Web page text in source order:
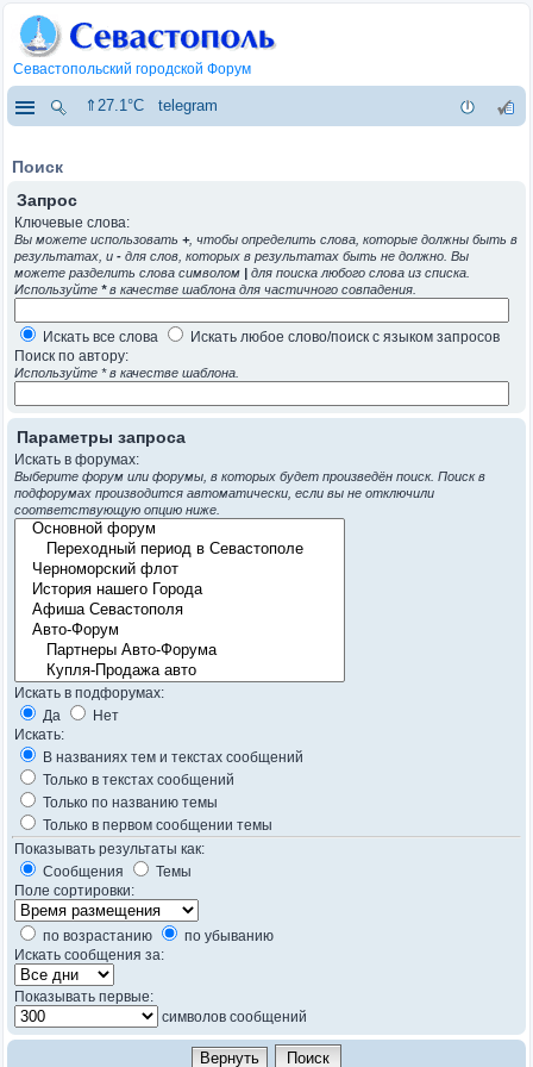
Севастопольский городской Форум
⇑27.1°C telegram
Поиск
Запрос
Ключевые слова:
Вы можете использовать +, чтобы определить слова, которые должны быть в
результатах, и - для слов, которых в результатах быть не должно. Вы
можете разделить слова символом | для поиска любого слова из списка.
Используйте *в качестве шаблона для частичного совпадения.
Искать все слова
Искать любое слово/поиск с языком запросов
Поиск по автору:
Используйте * в качестве шаблона.
Параметры запроса
Искать в форумах:
Выберите форум или форумы, в которых будет произведён поиск. Поиск в
подфорумах производится автоматически, если вы не отключили
соответствующую опцию ниже.
Искать в подфорумах:
Да
Нет
Искать:
В названиях тем и текстах сообщений
Только в текстах сообщений
Только по названию темы
Только в первом сообщении темы
Показывать результаты как:
Сообщения
Темы
Поле сортировки:
по возрастанию
по убыванию
Искать сообщения за:
Показывать первые:
символов сообщений